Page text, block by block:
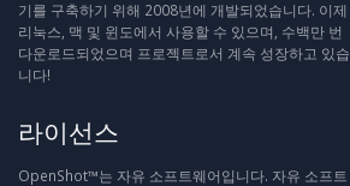
기를 구축하기 위해 2008년에 개발되었습니다. 이제
리눅스, 맥 및 윈도에서 사용할 수 있으며, 수백만 번
다운로드되었으며 프로젝트로서 계속 성장하고 있습
니다!
라이선스
OpenShot™는 자유 소프트웨어입니다. 자유 소프트